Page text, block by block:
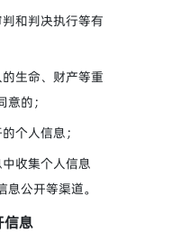
和判决执行等有
生命、财产等重
的；
个人信息；
收集个人信息
公开等渠道。
信息